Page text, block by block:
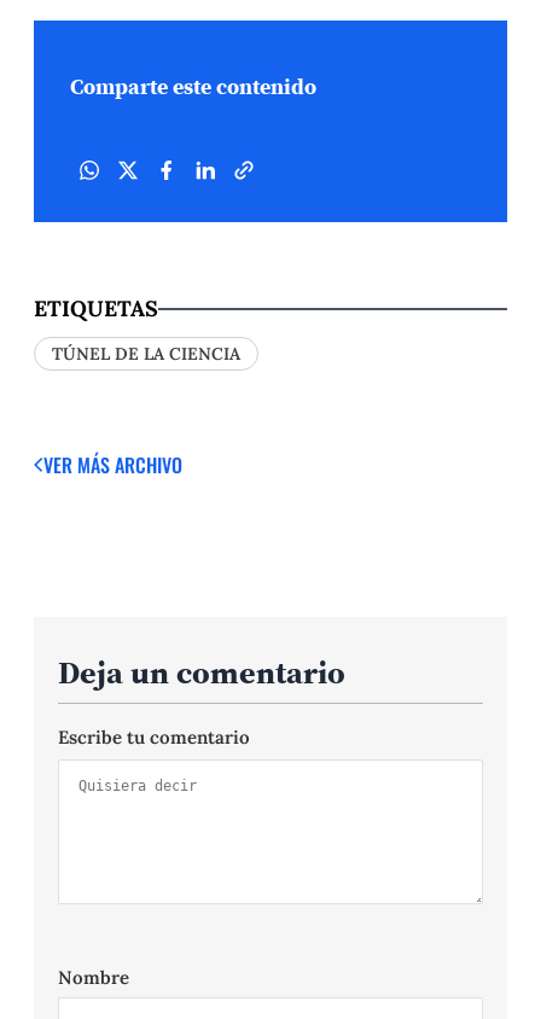
Comparte este contenido
ETIQUETAS
TÚNEL DE LA CIENCIA
VER MÁSARCHIVO
Deja un comentario
Escribe tu comentario
Nombre